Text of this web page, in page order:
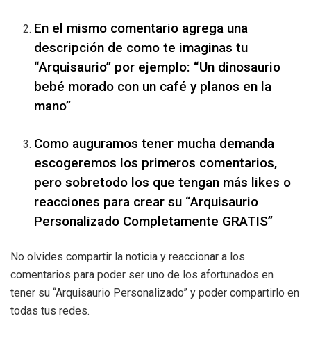
En el mismo comentario agrega una
descripción de como te imaginas tu
“Arquisaurio” por ejemplo: “Un dinosaurio
bebé morado con un café y planos en la
mano”
Como auguramos tener mucha demanda
escogeremos los primeros comentarios,
pero sobretodo los que tengan más likes o
reacciones para crear su “Arquisaurio
Personalizado Completamente GRATIS”
No olvides compartir la noticia y reaccionar a los
comentarios para poder ser uno de los afortunados en
tener su “Arquisaurio Personalizado” y poder compartirlo en
todas tus redes.